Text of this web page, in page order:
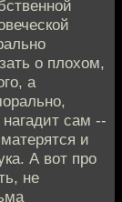
о плохом,
а
сам --
и
А вот про
не